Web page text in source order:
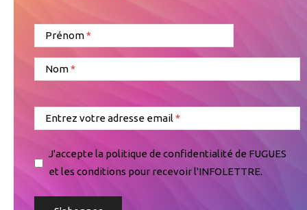
Prénom
Nom
Entrez votre adresse email
J'accepte la politique de confidentialité de FUGUES
et les conditions pour recevoir l'INFOLETTRE.